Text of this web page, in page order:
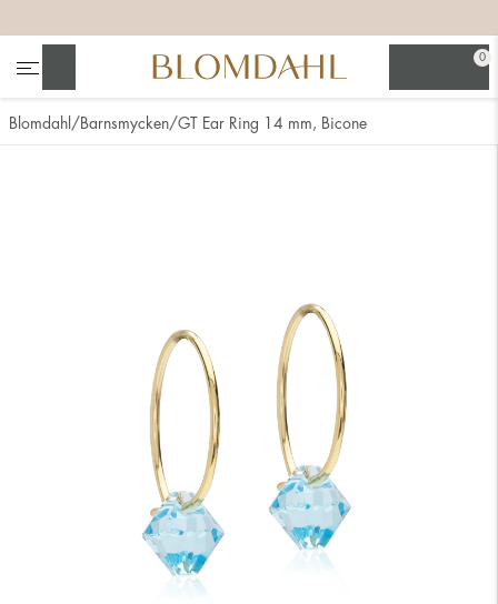
0
Blomdahl Barnsmycken GT Ear Ring 14 mm, Bicone